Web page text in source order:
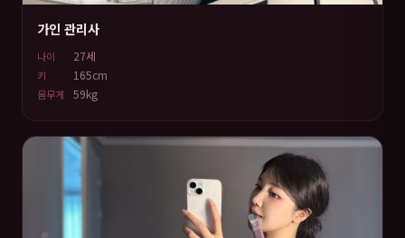
가인 관리사
나이 27세
키 165cm
몸무게 59kg